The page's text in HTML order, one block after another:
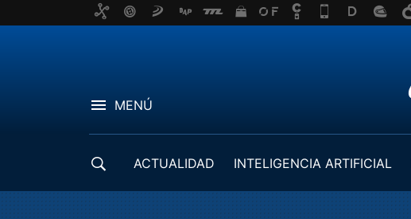
MENÚ
ACTUALIDAD INTELIGENCIA ARTIFICIAL